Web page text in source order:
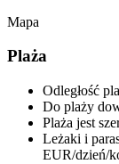
Mapa
Plaża
Odległość
Do plaży
Plaża jest
Leżaki i
EUR/dzień/